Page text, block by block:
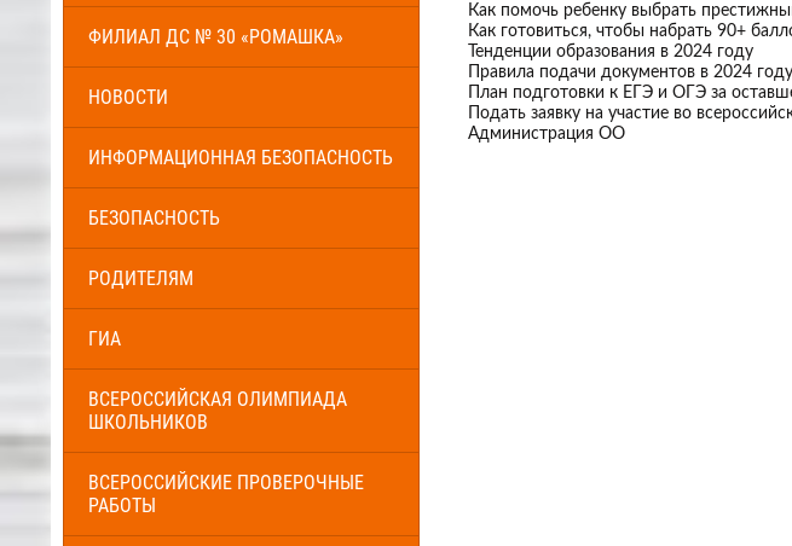
ФИЛИАЛ ДС № 30 «РОМАШКА»
НОВОСТИ
ИНФОРМАЦИОННАЯ БЕЗОПАСНОСТЬ
БЕЗОПАСНОСТЬ
РОДИТЕЛЯМ
ГИА
ВСЕРОССИЙСКАЯ ОЛИМПИАДА
ШКОЛЬНИКОВ
ВСЕРОССИЙСКИЕ ПРОВЕРОЧНЫЕ
РАБОТЫ
Как помочь ребенку выбрать
Как готовиться, чтобы набрать 90+
Тенденции образования в 2024 году
Правила подачи документов в 2024 году
План подготовки к ЕГЭ и ОГЭ за
Подать заявку на участие во
Администрация ОО